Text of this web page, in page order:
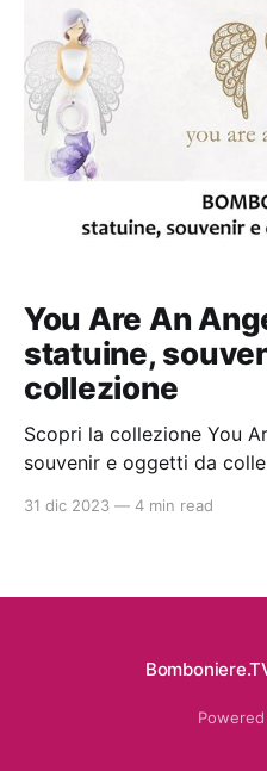
You Are An
statuine,
collezione
Scopri la collezione You
souvenir e oggetti da
31 dic 2023 — 4 min read